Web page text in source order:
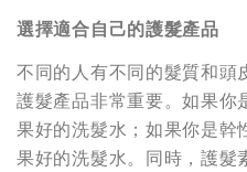
選擇適合自己的護髮產品
不同的人有不同的髮質和頭
護髮產品非常重要。如果你
果好的洗髮水；如果你是幹
果好的洗髮水。同時，護髮